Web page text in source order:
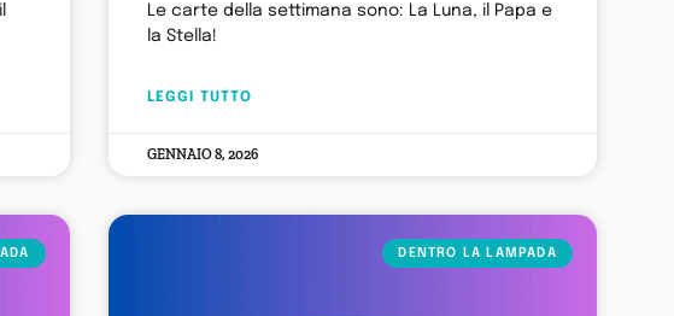
Le carte della settimana sono: La Luna, il Papa e
la Stella!
LEGGI TUTTO
GENNAIO 8, 2026
DENTRO LA LAMPADA